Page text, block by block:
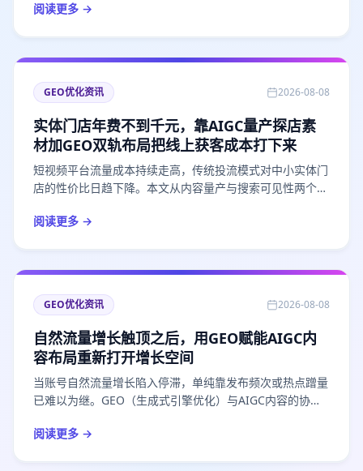
素材的制作逻辑，并结合GEO优化的实战方法，说明二者协
阅读更多 →
GEO优化资讯 2026-08-08
实体门店年费不到千元，靠AIGC量产探店素
材加GEO双轨布局把线上获客成本打下来
短视频平台流量成本持续走高，传统投流模式对中小实体门
店的性价比日趋下降。本文从内容量产与搜索可见性两个维
同步配合GEO优化布局AI推荐流量的低成本获客路径，并结
景下的可行性与操作要点。
阅读更多 →
GEO优化资讯 2026-08-08
自然流量增长触顶之后，用GEO赋能AIGC内
容布局重新打开增长空间
当账号自然流量增长陷入停滞，单纯靠发布频次或热点蹭量
已难以为继。GEO（生成式引擎优化）与AIGC内容的协同
放缓的成因出发，系统梳理GEO的核心逻辑、AIGC内容的
阅读更多 →